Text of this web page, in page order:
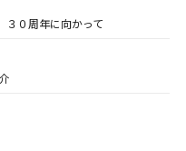
０周年に向かって